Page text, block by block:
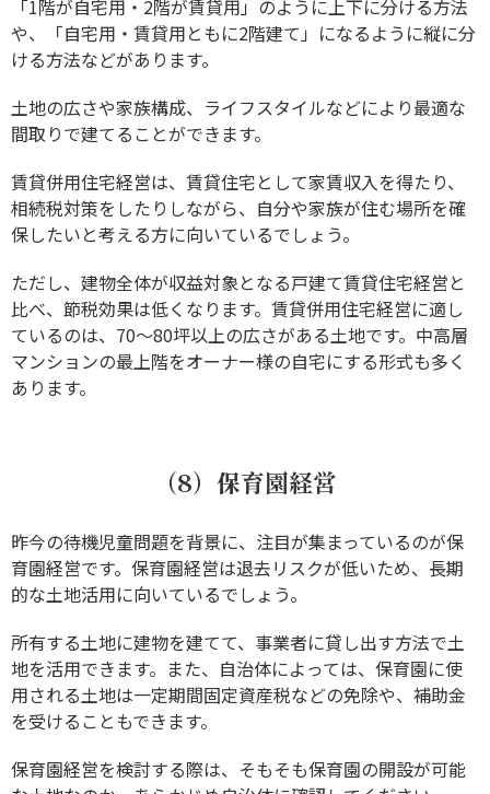
「1階が自宅用・2階が賃貸用」のように上下に分ける方法
や、「自宅用・賃貸用ともに2階建て」になるように縦に分
ける方法などがあります。
土地の広さや家族構成、ライフスタイルなどにより最適な
間取りで建てることができます。
賃貸併用住宅経営は、賃貸住宅として家賃収入を得たり、
相続税対策をしたりしながら、自分や家族が住む場所を確
保したいと考える方に向いているでしょう。
ただし、建物全体が収益対象となる戸建て賃貸住宅経営と
比べ、節税効果は低くなります。賃貸併用住宅経営に適し
ているのは、70～80坪以上の広さがある土地です。中高層
マンションの最上階をオーナー様の自宅にする形式も多く
あります。
（8）保育園経営
昨今の待機児童問題を背景に、注目が集まっているのが保
育園経営です。保育園経営は退去リスクが低いため、長期
的な土地活用に向いているでしょう。
所有する土地に建物を建てて、事業者に貸し出す方法で土
地を活用できます。また、自治体によっては、保育園に使
用される土地は一定期間固定資産税などの免除や、補助金
を受けることもできます。
保育園経営を検討する際は、そもそも保育園の開設が可能